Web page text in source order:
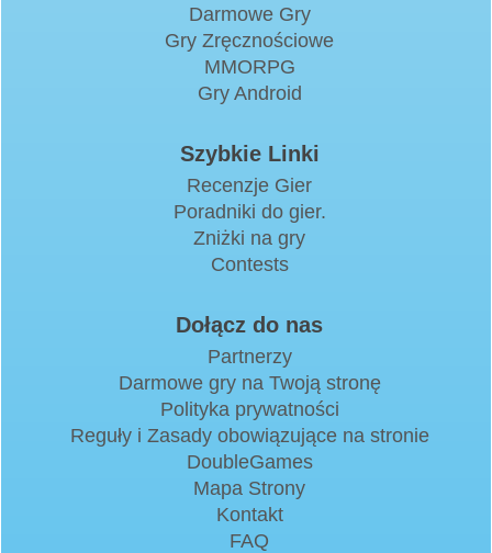
Darmowe Gry
Gry Zręcznościowe
MMORPG
Gry Android
Szybkie Linki
Recenzje Gier
Poradniki do gier.
Zniżki na gry
Contests
Dołącz do nas
Partnerzy
Darmowe gry na Twoją stronę
Polityka prywatności
Reguły i Zasady obowiązujące na stronie
DoubleGames
Mapa Strony
Kontakt
FAQ